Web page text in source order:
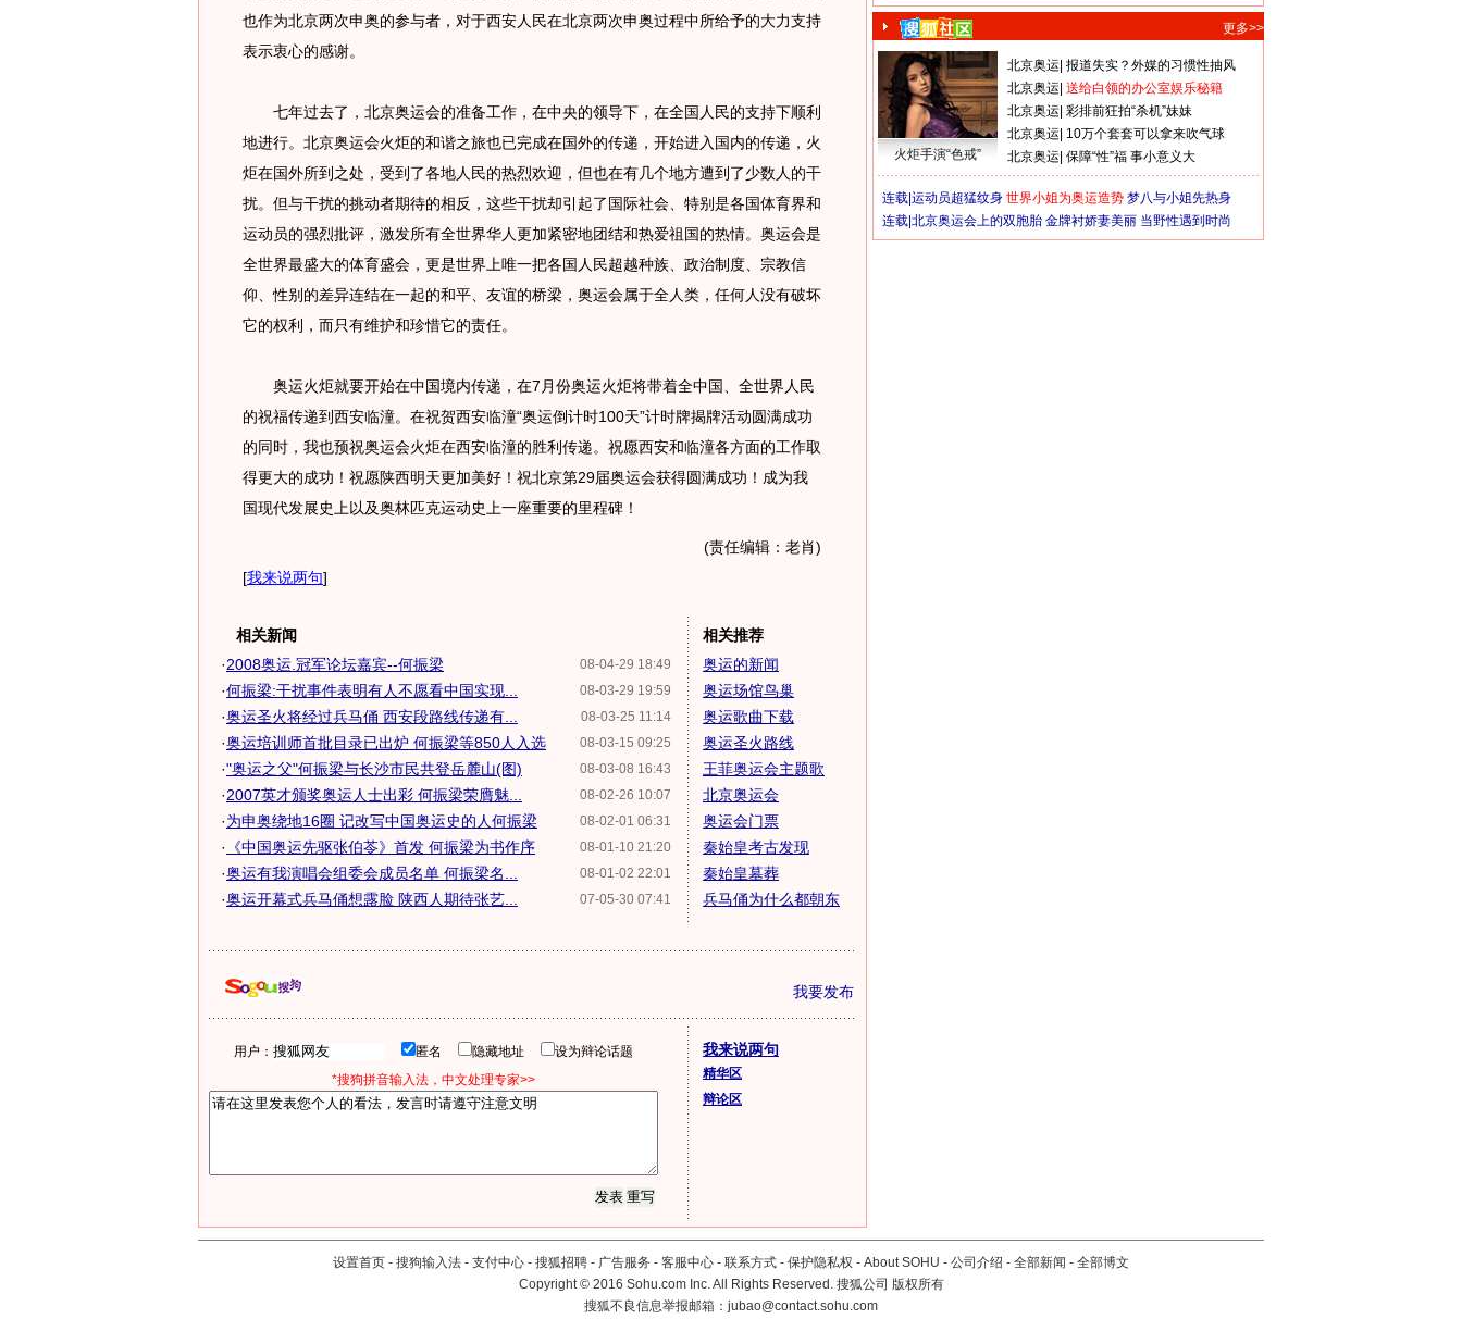
也作为北京两次申奥的参与者，对于西安人民在北京两次申奥过程中所给予的大力支持
表示衷心的感谢。
七年过去了，北京奥运会的准备工作，在中央的领导下，在全国人民的支持下顺利
地进行。北京奥运会火炬的和谐之旅也已完成在国外的传递，开始进入国内的传递，火
炬在国外所到之处，受到了各地人民的热烈欢迎，但也在有几个地方遭到了少数人的干
扰。但与干扰的挑动者期待的相反，这些干扰却引起了国际社会、特别是各国体育界和
运动员的强烈批评，激发所有全世界华人更加紧密地团结和热爱祖国的热情。奥运会是
全世界最盛大的体育盛会，更是世界上唯一把各国人民超越种族、政治制度、宗教信
仰、性别的差异连结在一起的和平、友谊的桥梁，奥运会属于全人类，任何人没有破坏
它的权利，而只有维护和珍惜它的责任。
奥运火炬就要开始在中国境内传递，在7月份奥运火炬将带着全中国、全世界人民
的祝福传递到西安临潼。在祝贺西安临潼“奥运倒计时100天”计时牌揭牌活动圆满成功
的同时，我也预祝奥运会火炬在西安临潼的胜利传递。祝愿西安和临潼各方面的工作取
得更大的成功！祝愿陕西明天更加美好！祝北京第29届奥运会获得圆满成功！成为我
国现代发展史上以及奥林匹克运动史上一座重要的里程碑！
(责任编辑：老肖)
[我来说两句]
相关新闻
08-04-29 18:49
·2008奥运.冠军论坛嘉宾--何振梁
08-03-29 19:59
·何振梁:干扰事件表明有人不愿看中国实现...
08-03-25 11:14
·奥运圣火将经过兵马俑 西安段路线传递有...
08-03-15 09:25
·奥运培训师首批目录已出炉 何振梁等850人入选
08-03-08 16:43
·"奥运之父"何振梁与长沙市民共登岳麓山(图)
08-02-26 10:07
·2007英才颁奖奥运人士出彩 何振梁荣膺魅...
08-02-01 06:31
·为申奥绕地16圈 记改写中国奥运史的人何振梁
08-01-10 21:20
· 《中国奥运先驱张伯苓》首发 何振梁为书作序
08-01-02 22:01
·奥运有我演唱会组委会成员名单 何振梁名...
07-05-30 07:41
·奥运开幕式兵马俑想露脸 陕西人期待张艺...
相关推荐
奥运的新闻
奥运场馆鸟巢
奥运歌曲下载
奥运圣火路线
王菲奥运会主题歌
北京奥运会
奥运会门票
秦始皇考古发现
秦始皇墓葬
兵马俑为什么都朝东
我要发布
用户： 匿名 隐藏地址
设为辩论话题
*搜狗拼音输入法，中文处理专家>>
我来说两句
精华区
辩论区
更多>>
火炬手演“色戒”
北京奥运 报道失实？外媒的习惯性抽风
北京奥运 送给白领的办公室娱乐秘籍
北京奥运 彩排前狂拍“杀机”妹妹
北京奥运 10万个套套可以拿来吹气球
北京奥运 保障“性”福 事小意义大
连载| 运动员超猛纹身 世界小姐为奥运造势 梦八与小姐先热身
连载| 北京奥运会上的双胞胎 金牌衬娇妻美丽 当野性遇到时尚
设置首页 - 搜狗输入法 - 支付中心 - 搜狐招聘 - 广告服务 - 客服中心 - 联系方式 - 保护隐私权 - About SOHU - 公司介绍 - 全部新闻 - 全部博文
Copyright©2016 Sohu.com Inc. All Rights Reserved. 搜狐公司 版权所有
搜狐不良信息举报邮箱： jubao@contact.sohu.com